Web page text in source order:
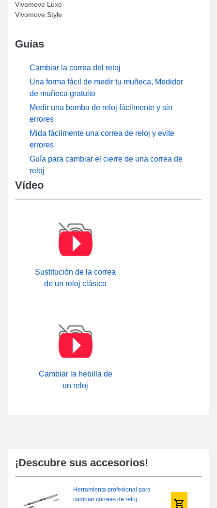
Vivomove Luxe
Vivomove Style
Guías
Cambiar la correa del reloj
Una forma fácil de medir tu muñeca, Medidor
de muñeca gratuito
Medir una bomba de reloj fácilmente y sin
errores
Mida fácilmente una correa de reloj y evite
errores
Guía para cambiar el cierre de una correa de
reloj
Vídeo
Sustitución de la correa
de un reloj clásico
Cambiar la hebilla de
un reloj
¡Descubre sus accesorios!
Herramienta profesional para
cambiar correas de reloj